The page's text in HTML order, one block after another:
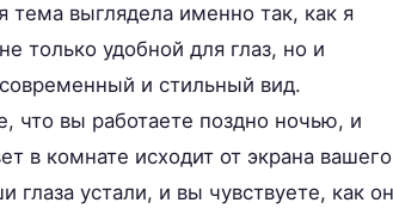
тема выглядела именно так, как я
только удобной для глаз, но и
и стильный вид.
что вы работаете поздно ночью, и
в комнате исходит от экрана вашего
глаза устали, и вы чувствуете, как